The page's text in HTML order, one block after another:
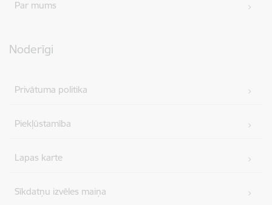
Par mums
Noderīgi
Privātuma politika
Piekļūstamība
Lapas karte
Sīkdatņu izvēles maiņa